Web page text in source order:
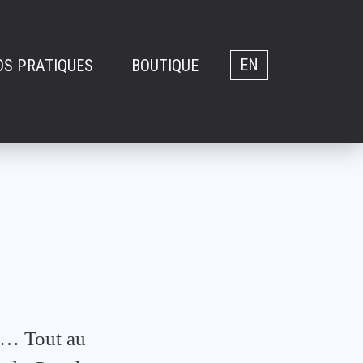
EN
PRATIQUES BOUTIQUE
… Tout au